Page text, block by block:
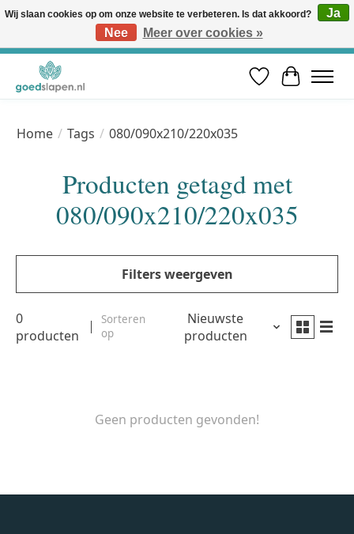
Vóór 12u besteld, volgende werkdag in huis* | Gratis verzending vanaf €50 | Professioneel slaapadvies
Verlanglijst
Home / Tags / 080/090x210/220x035
Producten getagd met
080/090x210/220x035
Filters weergeven
0
producten
Sorteren
op
Nieuwste
producten
Geen producten gevonden!
Wij slaan cookies op om onze website te verbeteren. Is dat akkoord?
Ja
Nee
Meer over cookies »